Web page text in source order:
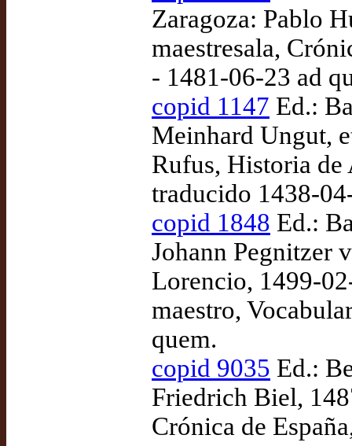
Zaragoza: Pablo
maestresala,
- 1481-06-23 ad
copid 1147 Ed.:
Meinhard Ungut,
Rufus, Historia
traducido 1438-
copid 1848 Ed.:
Johann Pegnitzer
Lorencio, 1499-
maestro,
quem.
copid 9035 Ed.:
Friedrich Biel,
Crónica de